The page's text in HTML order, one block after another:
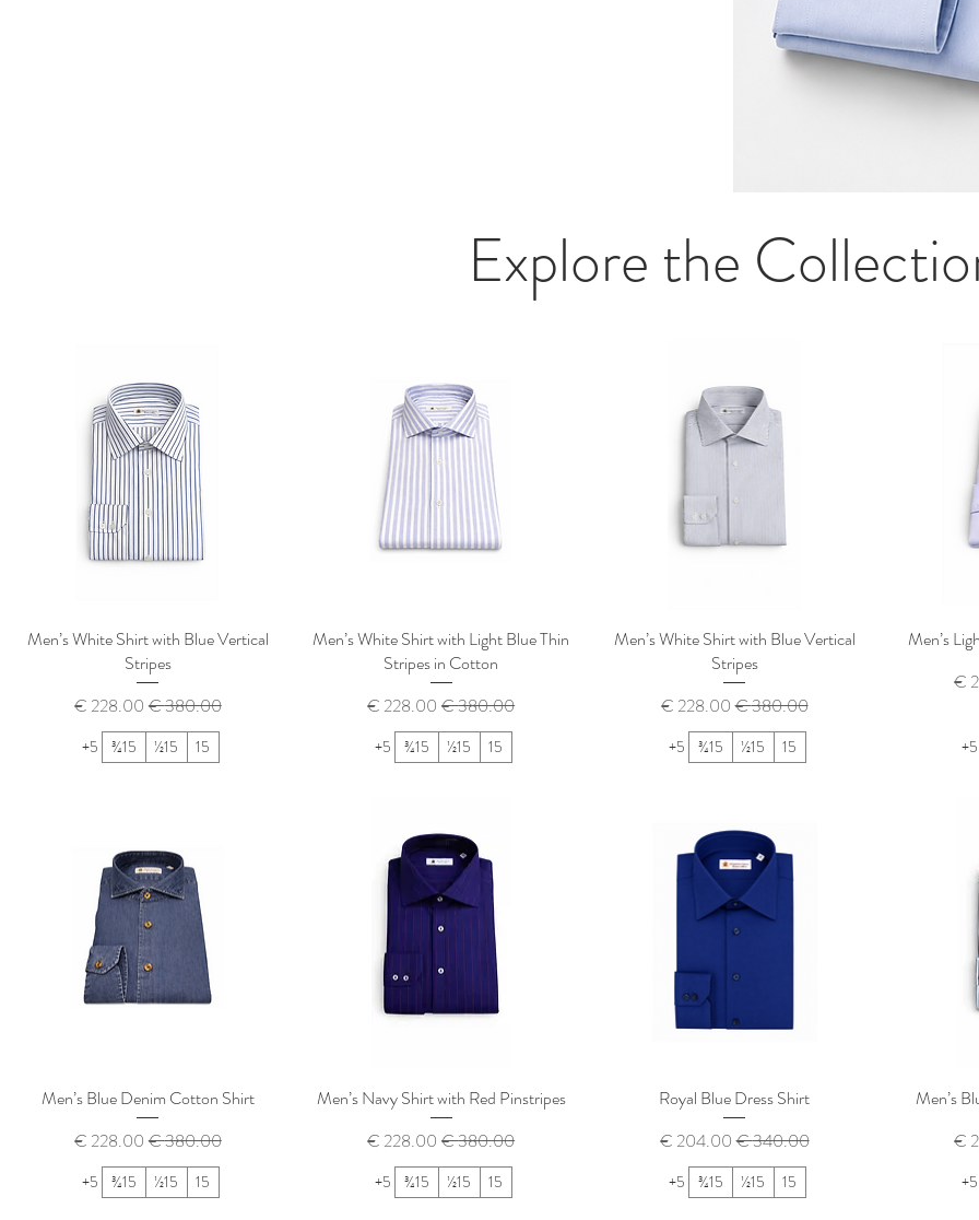
Explore the
Men’s
+5
Men’s White Shirt with Blue Vertical
Stripes
سعر عادي‏380.00 € سعر البيع
15
15½
15¾
+5
Men’s White Shirt with Light Blue Thin
Stripes in Cotton
سعر عادي سعر البيع
15
15½
15¾
+5
Men’s White Shirt with Blue Vertical
Stripes
سعر عادي‏380.00 € سعر البيع
15
15½
15¾
+5
Men’s
+5
Royal Blue Dress Shirt
سعر عادي‏340.00 € سعر البيع
15
15½
15¾
+5
Men’s Navy Shirt with Red Pinstripes
سعر عادي سعر البيع
15
15½
15¾
+5
Men’s Blue Denim Cotton Shirt
سعر عادي‏380.00 € سعر البيع
15
15½
15¾
+5